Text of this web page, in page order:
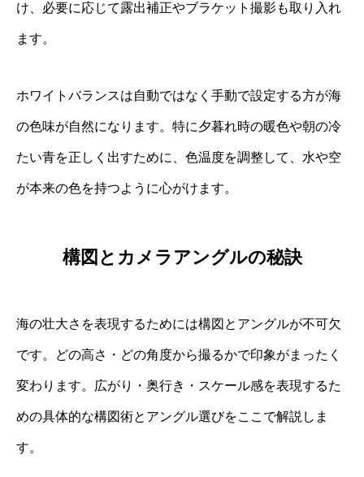
け、必要に応じて露出補正やブラケット撮影も取り入れ
ます。
ホワイトバランスは自動ではなく手動で設定する方が海
の色味が自然になります。特に夕暮れ時の暖色や朝の冷
たい青を正しく出すために、色温度を調整して、水や空
が本来の色を持つように心がけます。
構図とカメラアングルの秘訣
海の壮大さを表現するためには構図とアングルが不可欠
です。どの高さ・どの角度から撮るかで印象がまったく
変わります。広がり・奥行き・スケール感を表現するた
めの具体的な構図術とアングル選びをここで解説しま
す。